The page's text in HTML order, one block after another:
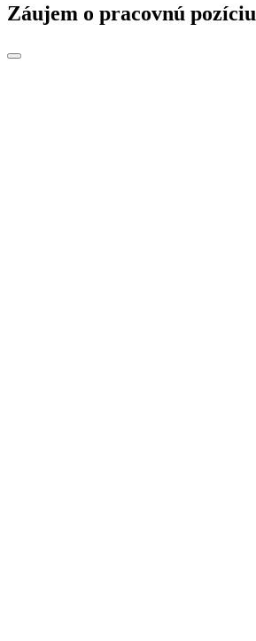
Záujem o pracovnú pozíciu